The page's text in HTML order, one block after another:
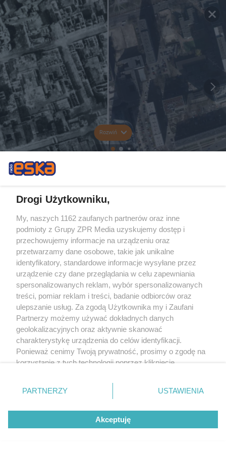
Rozwiń
Drogi Użytkowniku,
My, naszych 1162 zaufanych partnerów oraz inne
podmioty z Grupy ZPR Media uzyskujemy dostęp i
przechowujemy informacje na urządzeniu oraz
przetwarzamy dane osobowe, takie jak unikalne
identyfikatory, standardowe informacje wysyłane przez
urządzenie czy dane przeglądania w celu zapewniania
spersonalizowanych reklam, wybór spersonalizowanych
treści, pomiar reklam i treści, badanie odbiorców oraz
ulepszanie usług. Za zgodą Użytkownika my i Zaufani
Partnerzy możemy używać dokładnych danych
geolokalizacyjnych oraz aktywnie skanować
charakterystykę urządzenia do celów identyfikacji.
Ponieważ cenimy Twoją prywatność, prosimy o zgodę na
korzystanie z tych technologii poprzez kliknięcie
zmienić/wycofać klikając przycisk ustawień prywatności
znajdujący się w lewym dolnym rogu strony
rodzaje przetwarzania danych nie wymagają zgody
użytkownika, ale masz prawo sprzeciwić się takiemu
przetwarzaniu. Preferencje będą miały zastosowanie tylko
PARTNERZY USTAWIENIA
Akceptuję